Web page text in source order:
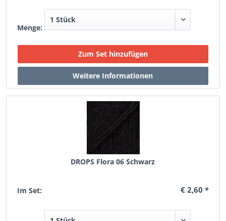
Menge:
DROPS Flora 06 Schwarz
Im Set: € 2,60 *